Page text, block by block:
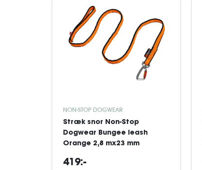
NON-STOP DOGWEAR
Stræk snor Non-Stop
Dogwear Bungee leash
Orange 2,8 mx23 mm
419:-